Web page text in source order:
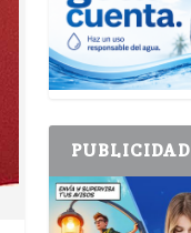
PUBLICIDAD